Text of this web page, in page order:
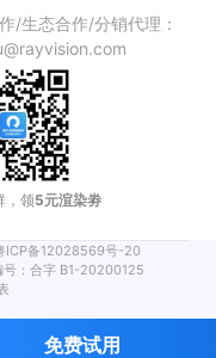
/生态合作/分销代理：
，领5元渲染劵
ICP备12028569号-20
号：合字 B1-20200125
免费试用